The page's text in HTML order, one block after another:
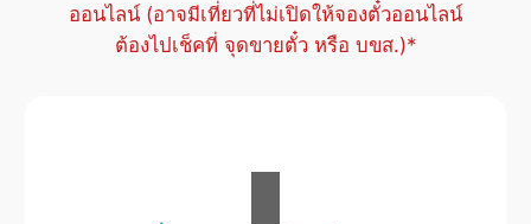
ออนไลน์ (อาจมีเที่ยวที่ไม่เปิดให้จองตั๋วออนไลน์
ต้องไปเช็คที่ จุดขายตั๋ว หรือ บขส.)*